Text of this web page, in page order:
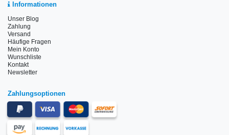
Informationen
Unser Blog
Zahlung
Versand
Häufige Fragen
Mein Konto
Wunschliste
Kontakt
Newsletter
Zahlungsoptionen